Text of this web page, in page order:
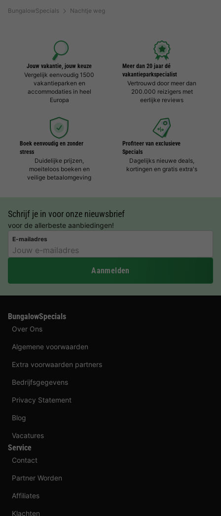
BungalowSpecials Nachtje weg
Jouw vakantie, jouw keuze
Vergelijk eenvoudig 1500
vakantieparken en
accommodaties in heel
Europa
Meer dan 20 jaar dé
vakantieparkspecialist
Vertrouwd door meer dan
200.000 reizigers met
eerlijke reviews
Boek eenvoudig en zonder
stress
Duidelijke prijzen,
moeiteloos boeken en
veilige betaalomgeving
Profiteer van exclusieve
Specials
Dagelijks nieuwe deals,
kortingen en gratis extra's
Schrijf je in voor onze nieuwsbrief
voor de allerbeste aanbiedingen!
E-mailadres
Aanmelden
BungalowSpecials
Over Ons
Algemene voorwaarden
Extra voorwaarden partners
Bedrijfsgegevens
Privacy Statement
Blog
Vacatures
Service
Contact
Partner Worden
Affiliates
Klachten